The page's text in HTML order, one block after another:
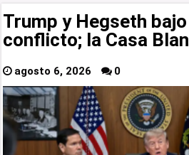
Trump y Hegseth
conflicto; la Casa
agosto 6, 2026 0